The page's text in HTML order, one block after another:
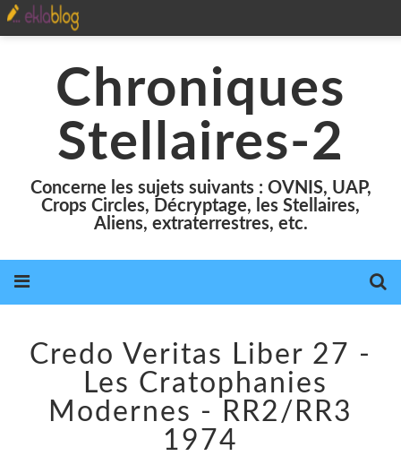
Chroniques
Stellaires-2
Concerne les sujets suivants : OVNIS, UAP,
Crops Circles, Décryptage, les Stellaires,
Aliens, extraterrestres, etc.
Credo Veritas Liber 27 -
Les Cratophanies
Modernes - RR2/RR3
1974